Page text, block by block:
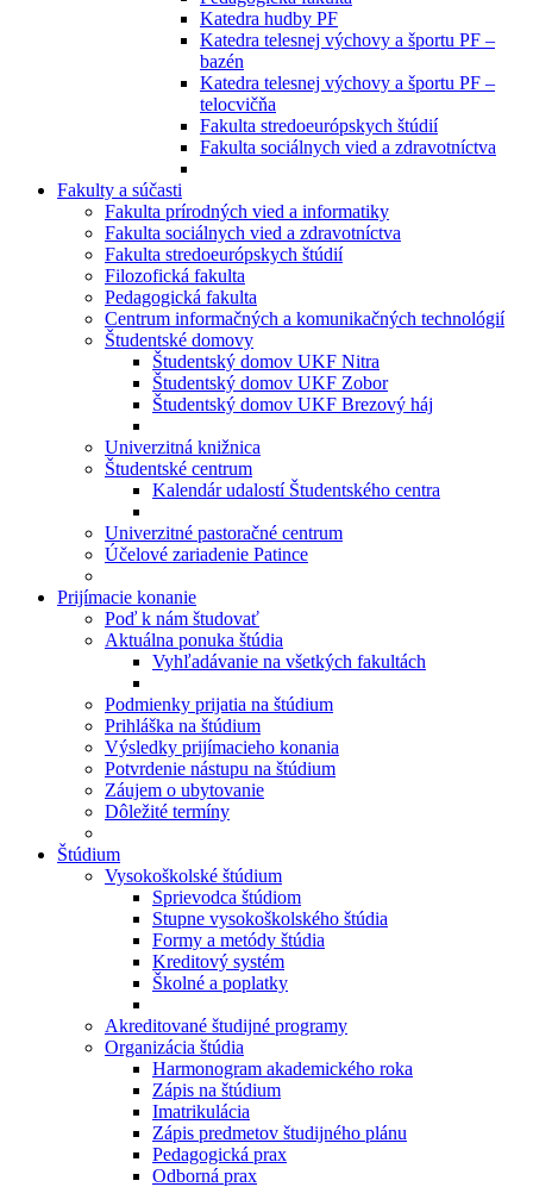
Katedra hudby PF
Katedra telesnej výchovy a športu PF –
bazén
Katedra telesnej výchovy a športu PF –
telocvičňa
Fakulta stredoeurópskych štúdií
Fakulta sociálnych vied a zdravotníctva
Fakulty a súčasti
Fakulta prírodných vied a informatiky
Fakulta sociálnych vied a zdravotníctva
Fakulta stredoeurópskych štúdií
Filozofická fakulta
Pedagogická fakulta
Centrum informačných a komunikačných technológií
Študentské domovy
Študentský domov UKF Nitra
Študentský domov UKF Zobor
Študentský domov UKF Brezový háj
Univerzitná knižnica
Študentské centrum
Kalendár udalostí Študentského centra
Univerzitné pastoračné centrum
Účelové zariadenie Patince
Prijímacie konanie
Poď k nám študovať
Aktuálna ponuka štúdia
Vyhľadávanie na všetkých fakultách
Podmienky prijatia na štúdium
Prihláška na štúdium
Výsledky prijímacieho konania
Potvrdenie nástupu na štúdium
Záujem o ubytovanie
Dôležité termíny
Štúdium
Vysokoškolské štúdium
Sprievodca štúdiom
Stupne vysokoškolského štúdia
Formy a metódy štúdia
Kreditový systém
Školné a poplatky
Akreditované študijné programy
Organizácia štúdia
Harmonogram akademického roka
Zápis na štúdium
Imatrikulácia
Zápis predmetov študijného plánu
Pedagogická prax
Odborná prax